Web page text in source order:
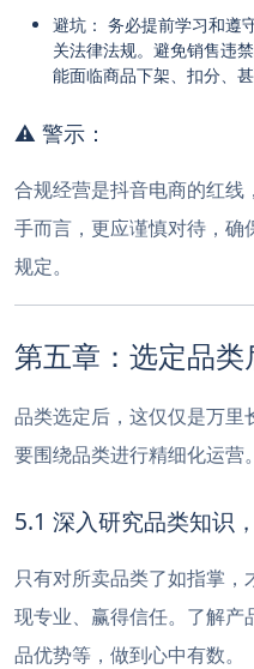
避坑： 务必提前学习和遵
关法律法规。避免销售违
能面临商品下架、扣分、
⚠️ 警示：
合规经营是抖音电商的红
手而言，更应谨慎对待，确
规定。
第五章：选定品
品类选定后，这仅仅是万里
要围绕品类进行精细化运营。
5.1 深入研究品类知识
只有对所卖品类了如指掌
现专业、赢得信任。了解
品优势等，做到心中有数。